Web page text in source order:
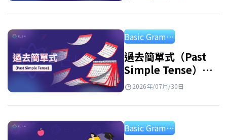
習
Basic Grammar
過去簡單式（Past
Simple Tense）：
句型公式、用法與附
2026年/07月/30日
Basic Grammar